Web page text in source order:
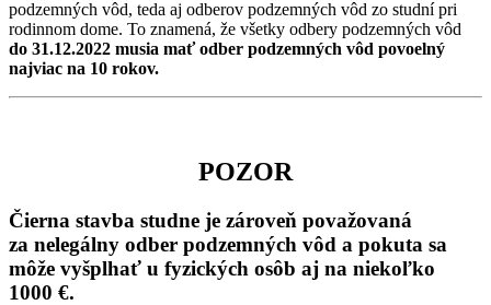
podzemných vôd, teda aj odberov podzemných vôd zo studní pri
rodinnom dome. To znamená, že všetky odbery podzemných vôd
do 31.12.2022 musia mať odber podzemných vôd povoelný
najviac na 10 rokov.
POZOR
Čierna stavba studne je zároveň považovaná
za nelegálny odber podzemných vôd a pokuta sa
môže vyšplhať u fyzických osôb aj na niekoľko
1000 €.